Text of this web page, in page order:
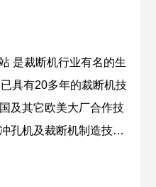
是裁断机行业有名的生
具有20多年的裁断机技
及其它欧美大厂合作技
孔机及裁断机制造技